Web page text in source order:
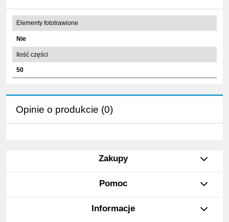
Elementy fototrawione
Nie
Ilość części
50
Opinie o produkcie (0)
Zakupy
Pomoc
Informacje